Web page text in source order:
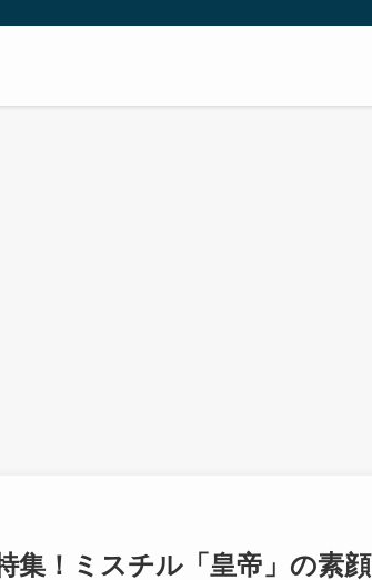
集！ミスチル「皇帝」の素